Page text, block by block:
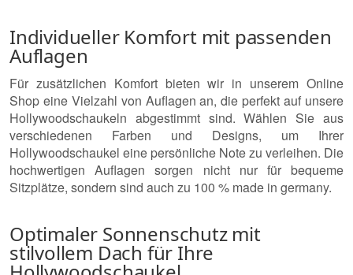
Individueller Komfort mit passenden
Auflagen
Für zusätzlichen Komfort bieten wir in unserem Online
Shop eine Vielzahl von Auflagen an, die perfekt auf unsere
Hollywoodschaukeln abgestimmt sind. Wählen Sie aus
verschiedenen Farben und Designs, um Ihrer
Hollywoodschaukel eine persönliche Note zu verleihen. Die
hochwertigen Auflagen sorgen nicht nur für bequeme
Sitzplätze, sondern sind auch zu 100 % made in germany.
Optimaler Sonnenschutz mit
stilvollem Dach für Ihre